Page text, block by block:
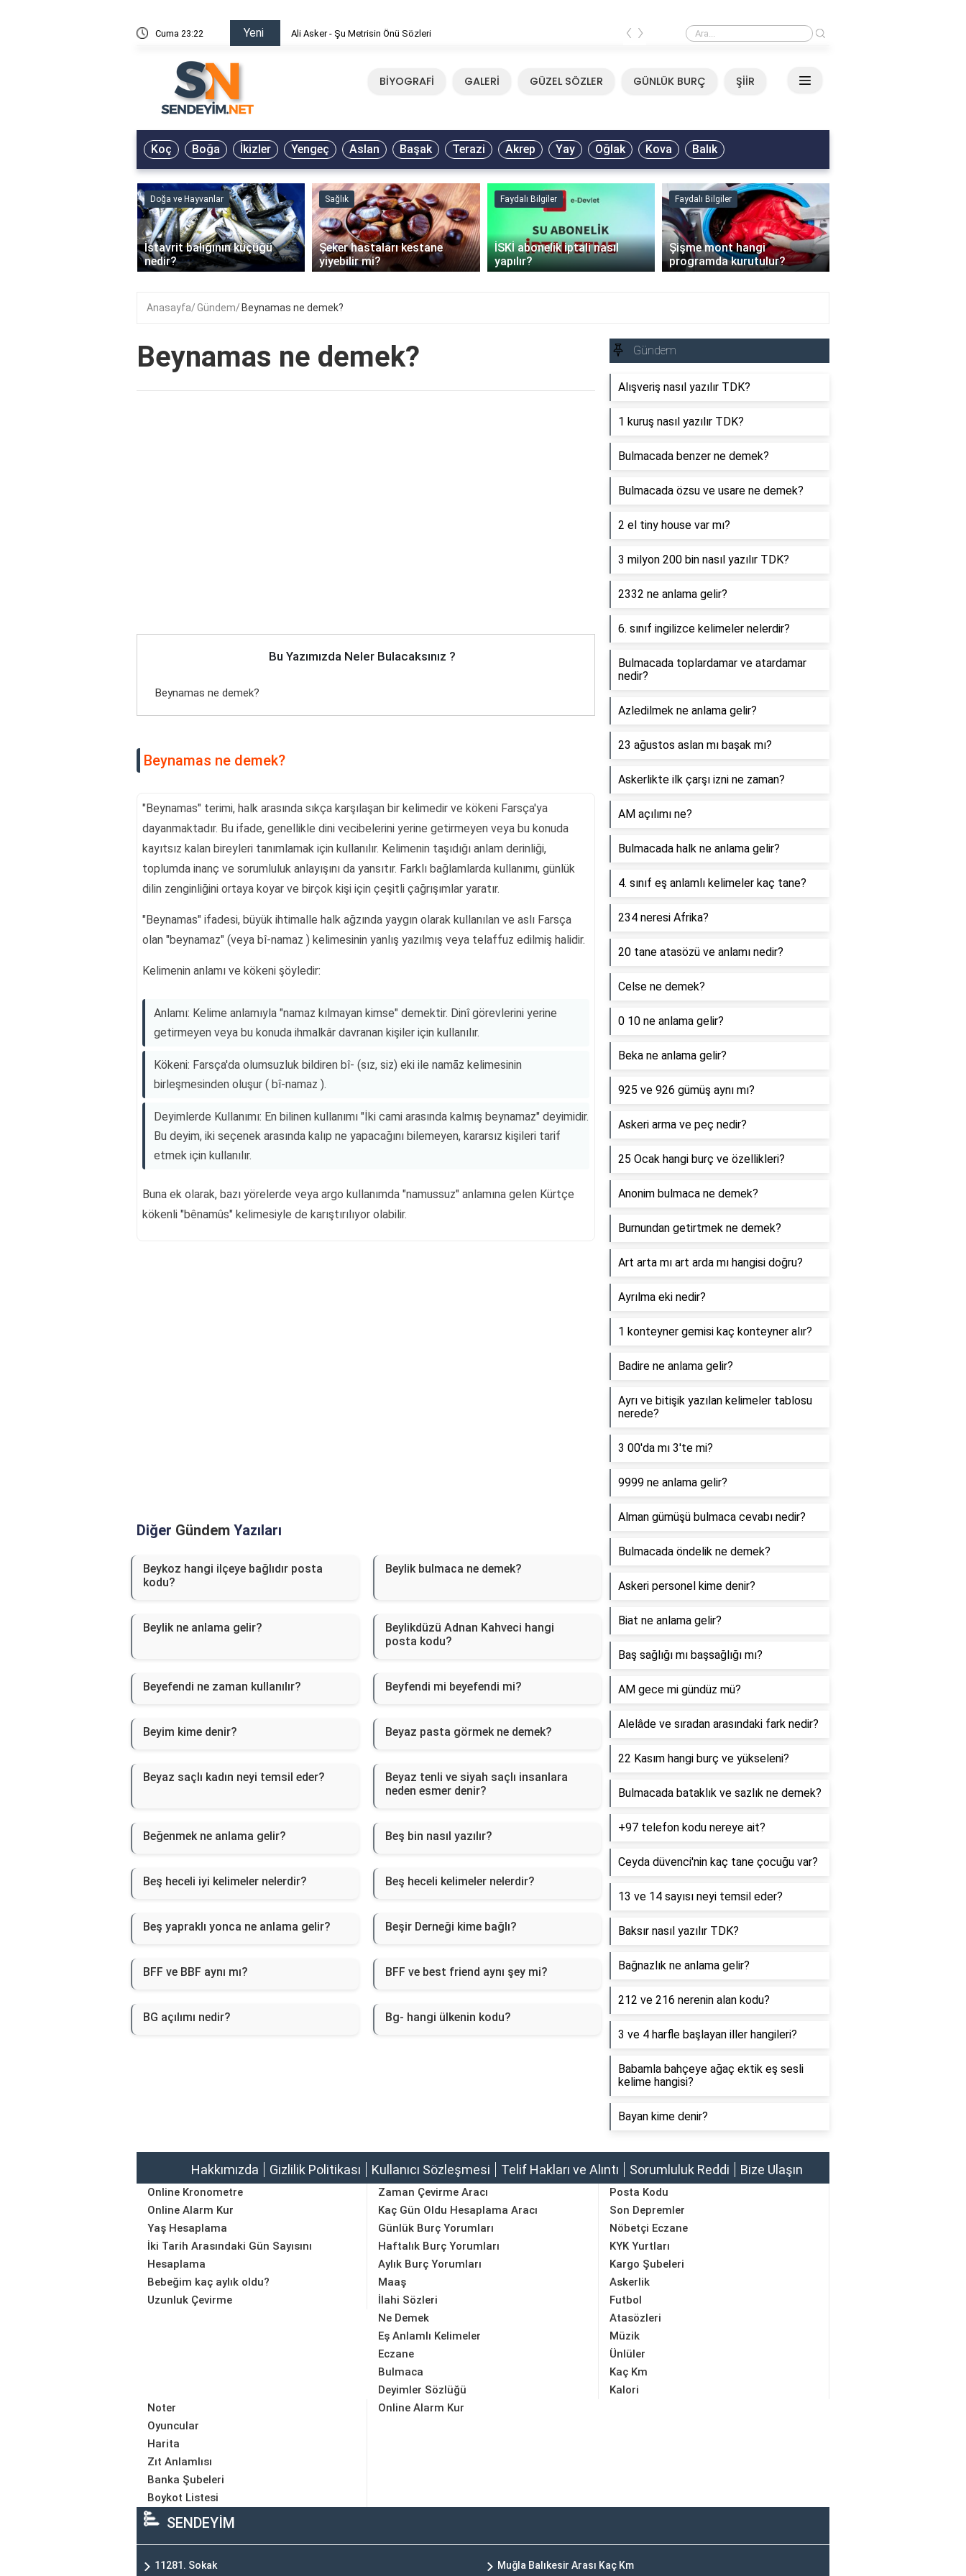
Cuma 23:22 Yeni Ali Asker - Şu Metrisin Önü Sözleri Mirkelam - Tavla Sözleri
‹ ›
BİYOGRAFİ GALERİ GÜZEL SÖZLER GÜNLÜK BURÇ ŞİİR
Koç Boğa İkizler Yengeç Aslan Başak Terazi Akrep Yay Oğlak Kova Balık
Doğa ve Hayvanlar
İstavrit balığının küçüğü
nedir?
Sağlık
Şeker hastaları kestane
yiyebilir mi?
Faydalı Bilgiler
İSKİ abonelik iptali nasıl
yapılır?
Faydalı Bilgiler
Şişme mont hangi
programda kurutulur?
‹ ›
Anasayfa Gündem Beynamas ne demek?
Beynamas ne demek?
Bu Yazımızda Neler Bulacaksınız ?
Beynamas ne demek?
Beynamas ne demek?
"Beynamas" terimi, halk arasında sıkça karşılaşan bir kelimedir ve kökeni Farsça'ya
dayanmaktadır. Bu ifade, genellikle dini vecibelerini yerine getirmeyen veya bu konuda
kayıtsız kalan bireyleri tanımlamak için kullanılır. Kelimenin taşıdığı anlam derinliği,
toplumda inanç ve sorumluluk anlayışını da yansıtır. Farklı bağlamlarda kullanımı, günlük
dilin zenginliğini ortaya koyar ve birçok kişi için çeşitli çağrışımlar yaratır.
"Beynamas" ifadesi, büyük ihtimalle halk ağzında yaygın olarak kullanılan ve aslı Farsça
olan "beynamaz" (veya bî-namaz ) kelimesinin yanlış yazılmış veya telaffuz edilmiş halidir.
Kelimenin anlamı ve kökeni şöyledir:
Anlamı: Kelime anlamıyla "namaz kılmayan kimse" demektir. Dinî görevlerini yerine
getirmeyen veya bu konuda ihmalkâr davranan kişiler için kullanılır.
Kökeni: Farsça'da olumsuzluk bildiren bî- (sız, siz) eki ile namāz kelimesinin
birleşmesinden oluşur ( bî-namaz ).
Deyimlerde Kullanımı: En bilinen kullanımı "İki cami arasında kalmış beynamaz" deyimidir.
Bu deyim, iki seçenek arasında kalıp ne yapacağını bilemeyen, kararsız kişileri tarif
etmek için kullanılır.
Buna ek olarak, bazı yörelerde veya argo kullanımda "namussuz" anlamına gelen Kürtçe
kökenli "bênamûs" kelimesiyle de karıştırılıyor olabilir.
Diğer Gündem Yazıları
Beykoz hangi ilçeye bağlıdır posta
kodu?
Beylik bulmaca ne demek?
Beylik ne anlama gelir?
Beylikdüzü Adnan Kahveci hangi
posta kodu?
Beyefendi ne zaman kullanılır? Beyfendi mi beyefendi mi?
Beyim kime denir? Beyaz pasta görmek ne demek?
Beyaz saçlı kadın neyi temsil eder?
Beyaz tenli ve siyah saçlı insanlara
neden esmer denir?
Beğenmek ne anlama gelir? Beş bin nasıl yazılır?
Beş heceli iyi kelimeler nelerdir? Beş heceli kelimeler nelerdir?
Beş yapraklı yonca ne anlama gelir? Beşir Derneği kime bağlı?
BFF ve BBF aynı mı? BFF ve best friend aynı şey mi?
BG açılımı nedir? Bg- hangi ülkenin kodu?
Gündem
Alışveriş nasıl yazılır TDK?
1 kuruş nasıl yazılır TDK?
Bulmacada benzer ne demek?
Bulmacada özsu ve usare ne demek?
2 el tiny house var mı?
3 milyon 200 bin nasıl yazılır TDK?
2332 ne anlama gelir?
6. sınıf ingilizce kelimeler nelerdir?
Bulmacada toplardamar ve atardamar
nedir?
Azledilmek ne anlama gelir?
23 ağustos aslan mı başak mı?
Askerlikte ilk çarşı izni ne zaman?
AM açılımı ne?
Bulmacada halk ne anlama gelir?
4. sınıf eş anlamlı kelimeler kaç tane?
234 neresi Afrika?
20 tane atasözü ve anlamı nedir?
Celse ne demek?
0 10 ne anlama gelir?
Beka ne anlama gelir?
925 ve 926 gümüş aynı mı?
Askeri arma ve peç nedir?
25 Ocak hangi burç ve özellikleri?
Anonim bulmaca ne demek?
Burnundan getirtmek ne demek?
Art arta mı art arda mı hangisi doğru?
Ayrılma eki nedir?
1 konteyner gemisi kaç konteyner alır?
Badire ne anlama gelir?
Ayrı ve bitişik yazılan kelimeler tablosu
nerede?
3 00'da mı 3'te mi?
9999 ne anlama gelir?
Alman gümüşü bulmaca cevabı nedir?
Bulmacada öndelik ne demek?
Askeri personel kime denir?
Biat ne anlama gelir?
Baş sağlığı mı başsağlığı mı?
AM gece mi gündüz mü?
Alelâde ve sıradan arasındaki fark nedir?
22 Kasım hangi burç ve yükseleni?
Bulmacada bataklık ve sazlık ne demek?
+97 telefon kodu nereye ait?
Ceyda düvenci'nin kaç tane çocuğu var?
13 ve 14 sayısı neyi temsil eder?
Baksır nasıl yazılır TDK?
Bağnazlık ne anlama gelir?
212 ve 216 nerenin alan kodu?
3 ve 4 harfle başlayan iller hangileri?
Babamla bahçeye ağaç ektik eş sesli
kelime hangisi?
Bayan kime denir?
Hakkımızda Gizlilik Politikası Kullanıcı Sözleşmesi Telif Hakları ve Alıntı Sorumluluk Reddi Bize Ulaşın
Online Kronometre
Online Alarm Kur
Yaş Hesaplama
İki Tarih Arasındaki Gün Sayısını
Hesaplama
Bebeğim kaç aylık oldu?
Uzunluk Çevirme
Zaman Çevirme Aracı
Kaç Gün Oldu Hesaplama Aracı
Günlük Burç Yorumları
Haftalık Burç Yorumları
Aylık Burç Yorumları
Maaş
Posta Kodu
Son Depremler
Nöbetçi Eczane
KYK Yurtları
Kargo Şubeleri
Askerlik
İlahi Sözleri
Ne Demek
Eş Anlamlı Kelimeler
Eczane
Bulmaca
Deyimler Sözlüğü
Futbol
Atasözleri
Müzik
Ünlüler
Kaç Km
Kalori
Noter
Oyuncular
Harita
Zıt Anlamlısı
Banka Şubeleri
Boykot Listesi
Online Alarm Kur
SENDEYİM
11281. Sokak Muğla Balıkesir Arası Kaç Km